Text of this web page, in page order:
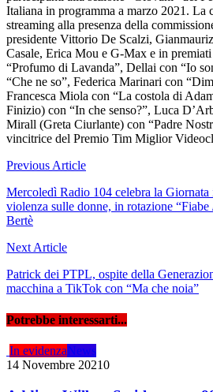
Italiana in programma a marzo 2021. La
streaming alla presenza della
presidente Vittorio De Scalzi,
Casale, Erica Mou e G-Max e in
“Profumo di Lavanda”, Dellai con “Io
“Che ne so”, Federica Marinari con
Francesca Miola con “La costola di
Finizio) con “In che senso?”, Luca
Mirall (Greta Ciurlante) con “Padre
vincitrice del Premio Tim Miglior
Navigazione
articoli
Previous Article
Mercoledì Radio 104 celebra la Giornata
violenza sulle donne, in rotazione
Bertè
Next Article
Patrick dei PTPL, ospite della
macchina a TikTok con “Ma che noia”
Potrebbe interessarti...
In evidenzaNews
14 Novembre 20210